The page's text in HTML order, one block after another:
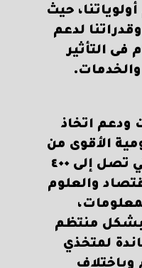
حيث
لدعم
فى التأثير
ودعم اتخاذ
الأقوى من
حيث القدرات البحثية التي تصل إلى ٤٠٠
والعلوم
بشكل منتظم
لمتخذي
وباختلاف